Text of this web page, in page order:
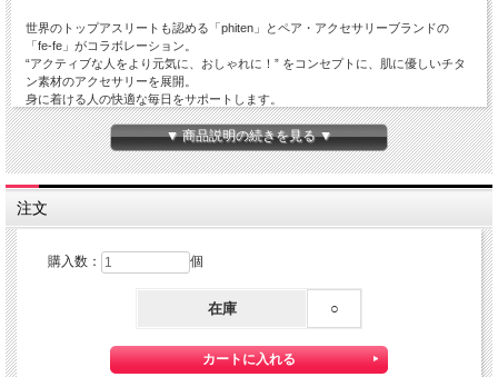
世界のトップアスリートも認める「phiten」とペア・アクセサリーブランドの
「fe-fe」がコラボレーション。
“アクティブな人をより元気に、おしゃれに！” をコンセプトに、肌に優しいチタ
ン素材のアクセサリーを展開。
身に着ける人の快適な毎日をサポートします。
スポーツやジョギング時にもおしゃれを楽しみたい！そんな人達におすすめした
い、チタン素材のアクセサリー。 チタンは耐食性に優れ、軽量なのが特徴。
商品説明 FP-48
□材質
縦 約13mm 横 約12mm 幅約４ミリ
ポストの長さ 約10ミリ 太さ約0.7ミリ
シリコンキャッチ付
▼ 商品説明の続きを見る ▼
注文
購入数： 個
在庫 ○